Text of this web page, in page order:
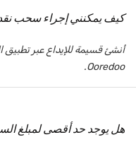
كيف يمكنني إجراء سحب
أنشئ قسيمة للإيداع عبر تطبيق
Ooredoo.
هل يوجد حد أقصى لمبلغ